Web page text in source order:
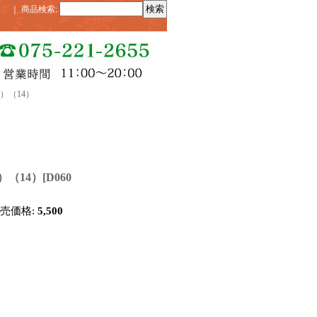
14）
商品検索:
14） [D060
価格: 5,500